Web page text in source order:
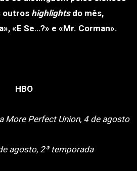
outros highlightsdo mês,
«E Se…?» e «Mr. Corman».
HBO
More Perfect Union, 4 de agosto
agosto, 2ª temporada